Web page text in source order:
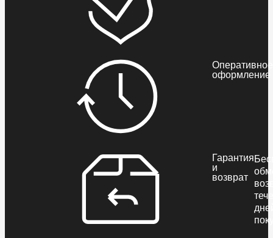
Оперативное
оформление
Гарантия
и
возврат